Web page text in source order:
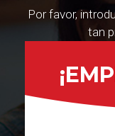
Por favor,
tan